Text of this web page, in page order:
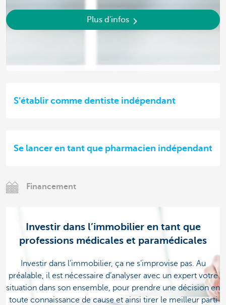
Plus d'infos
S’établir comme dentiste indépendant
Se lancer en tant que pharmacien indépendant
Financement
Investir dans l’immobilier en tant que
professions médicales et paramédicales
Investir dans l’immobilier, ça ne s’improvise pas. Au
préalable, il est nécessaire d’analyser avec un expert votre
situation dans son ensemble, pour prendre une décision en
toute connaissance de cause et ainsi tirer le meilleur parti